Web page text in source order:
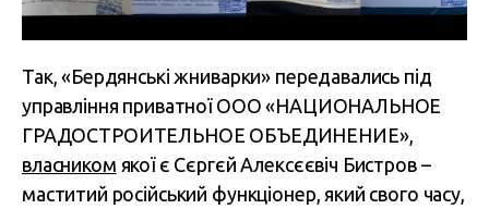
Так, «Бердянські жниварки» передавались під
управління приватної ООО «НАЦИОНАЛЬНОЕ
ГРАДОСТРОИТЕЛЬНОЕ ОБЪЕДИНЕНИЕ»,
власником якої є Сєргєй Алексєєвіч Бистров –
маститий російський функціонер, який свого часу,